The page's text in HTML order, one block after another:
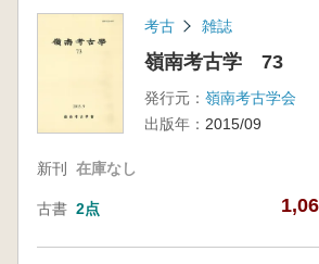
考古 雑誌
嶺南考古学 73
発行元： 嶺南考古学会
出版年： 2015/09
新刊 在庫なし
古書 2点